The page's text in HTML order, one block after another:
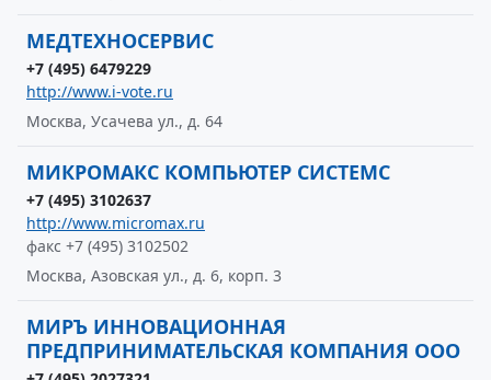
МЕДТЕХНОСЕРВИС
+7 (495) 6479229
http://www.i-vote.ru
Москва, Усачева ул., д. 64
МИКРОМАКС КОМПЬЮТЕР СИСТЕМС
+7 (495) 3102637
http://www.micromax.ru
факс +7 (495) 3102502
Москва, Азовская ул., д. 6, корп. 3
МИРЪ ИННОВАЦИОННАЯ
ПРЕДПРИНИМАТЕЛЬСКАЯ КОМПАНИЯ ООО